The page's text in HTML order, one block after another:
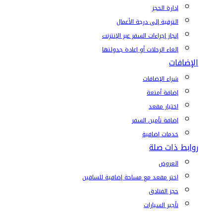
إدارة الحجز
الترقية إلى درجة الأعمال
إنجاز إجراءات السفر عبر الإنترنت
إلغاء الرحلات أو إعادة جدولتها
الإضافات
شراء الإضافات
إضافة أمتعة
اختيار مقعد
إضافة تأمين السفر
خدمات إضافية
روابط ذات صلة
العروض
اختر مقعد مع مساحة إضافية للساقين
حجز الفنادق
تأجير السيارات